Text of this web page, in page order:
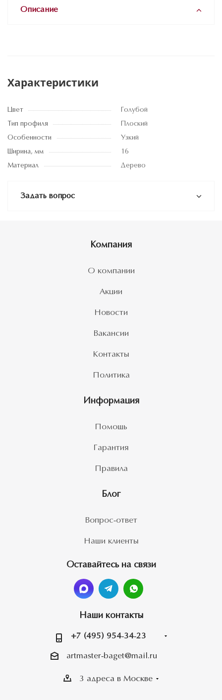
Описание
Характеристики
Цвет
Голубой
Тип профиля
Плоский
Особенности
Узкий
Ширина, мм
16
Материал
Дерево
Задать вопрос
Компания
О компании
Акции
Новости
Вакансии
Контакты
Политика
Информация
Помощь
Гарантия
Правила
Блог
Вопрос-ответ
Наши клиенты
Оставайтесь на связи
Наши контакты
+7 (495) 954-34-23
artmaster-baget@mail.ru
3 адреса в Москве